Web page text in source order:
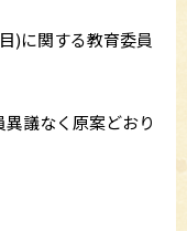
)に関する教育委員
議なく原案どおり